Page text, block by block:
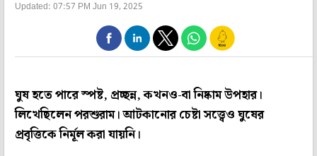
Updated: 07:57 PM Jun 19, 2025
ঘুষ হতে পারে স্পষ্ট, প্রচ্ছন্ন, কখনও-বা নিষ্কাম উপহার।
লিখেছিলেন পরশুরাম। আটকানোর চেষ্টা সত্ত্বেও ঘুষের
প্রবৃত্তিকে নির্মূল করা যায়নি।